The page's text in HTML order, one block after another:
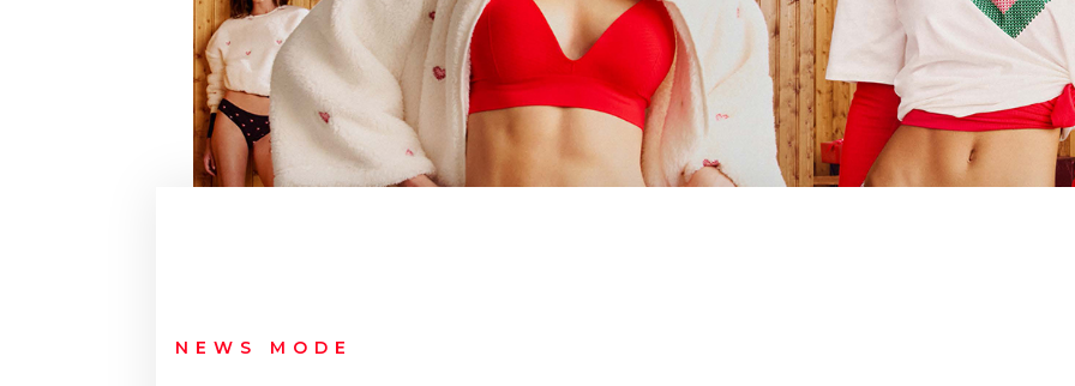
NEWS MODE